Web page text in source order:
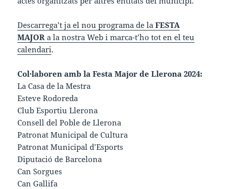
Descarrega’t ja el nou programa de laFESTA
MAJOR a la nostra Web i marca-t’ho tot en el teu
calendari.
Col·laboren amb la Festa Major de Llerona 2024:
La Casa de la Mestra
Esteve Rodoreda
Club Esportiu Llerona
Consell del Poble de Llerona
Patronat Municipal de Cultura
Patronat Municipal d’Esports
Diputació de Barcelona
Can Sorgues
Can Gallifa